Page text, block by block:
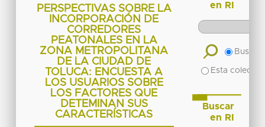
PERSPECTIVAS SOBRE LA
INCORPORACIÓN DE
CORREDORES
PEATONALES EN LA
ZONA METROPOLITANA
DE LA CIUDAD DE
TOLUCA: ENCUESTA A
LOS USUARIOS SOBRE
LOS FACTORES QUE
DETEMINAN SUS
CARACTERÍSTICAS
en RI
Buscar
Esta
Buscar
en RI